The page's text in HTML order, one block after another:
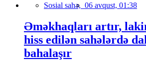
Sosial sahə, 06 avqust, 01:38
Əməkhaqları artır,
hiss edilən sahələrdə
bahalaşır